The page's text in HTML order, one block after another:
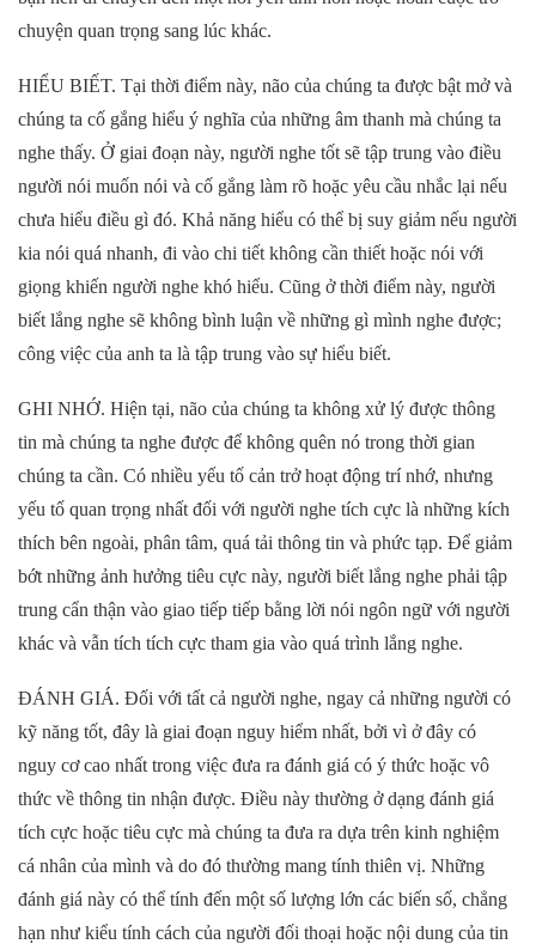
chuyện quan trọng sang lúc khác.
HIỂU BIẾT. Tại thời điểm này, não của chúng ta được bật mở và
chúng ta cố gắng hiểu ý nghĩa của những âm thanh mà chúng ta
nghe thấy. Ở giai đoạn này, người nghe tốt sẽ tập trung vào điều
người nói muốn nói và cố gắng làm rõ hoặc yêu cầu nhắc lại nếu
chưa hiểu điều gì đó. Khả năng hiểu có thể bị suy giảm nếu người
kia nói quá nhanh, đi vào chi tiết không cần thiết hoặc nói với
giọng khiến người nghe khó hiểu. Cũng ở thời điểm này, người
biết lắng nghe sẽ không bình luận về những gì mình nghe được;
công việc của anh ta là tập trung vào sự hiểu biết.
GHI NHỚ. Hiện tại, não của chúng ta không xử lý được thông
tin mà chúng ta nghe được để không quên nó trong thời gian
chúng ta cần. Có nhiều yếu tố cản trở hoạt động trí nhớ, nhưng
yếu tố quan trọng nhất đối với người nghe tích cực là những kích
thích bên ngoài, phân tâm, quá tải thông tin và phức tạp. Để giảm
bớt những ảnh hưởng tiêu cực này, người biết lắng nghe phải tập
trung cẩn thận vào giao tiếp tiếp bằng lời nói ngôn ngữ với người
khác và vẫn tích tích cực tham gia vào quá trình lắng nghe.
ĐÁNH GIÁ. Đối với tất cả người nghe, ngay cả những người có
kỹ năng tốt, đây là giai đoạn nguy hiểm nhất, bởi vì ở đây có
nguy cơ cao nhất trong việc đưa ra đánh giá có ý thức hoặc vô
thức về thông tin nhận được. Điều này thường ở dạng đánh giá
tích cực hoặc tiêu cực mà chúng ta đưa ra dựa trên kinh nghiệm
cá nhân của mình và do đó thường mang tính thiên vị. Những
đánh giá này có thể tính đến một số lượng lớn các biến số, chẳng
hạn như kiểu tính cách của người đối thoại hoặc nội dung của tin